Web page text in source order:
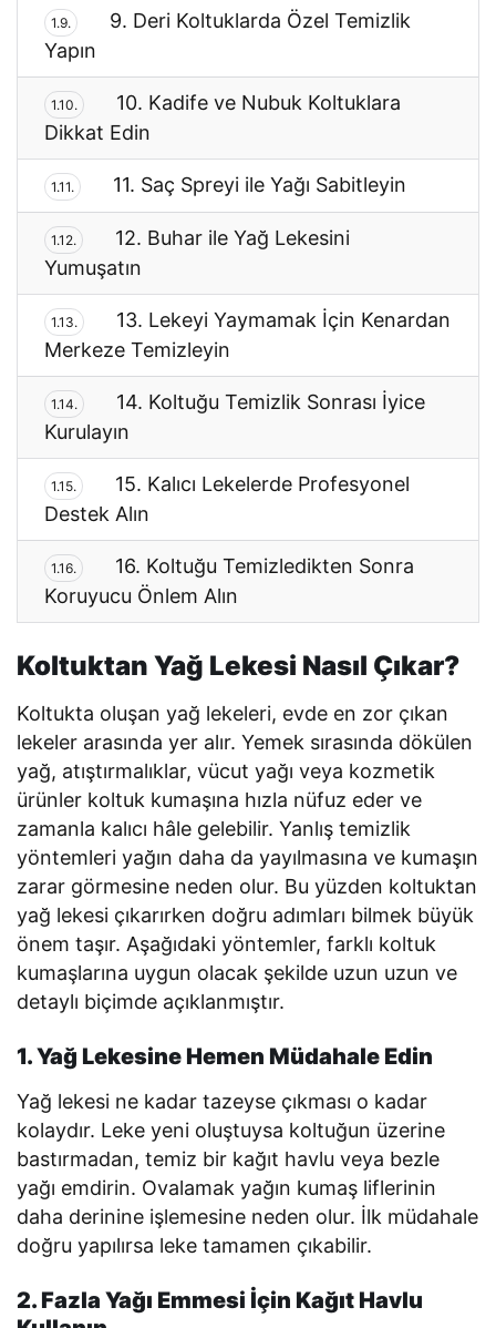
1.9.
9. Deri Koltuklarda Özel Temizlik
Yapın
1.10.
10. Kadife ve Nubuk Koltuklara
Dikkat Edin
1.11. 11. Saç Spreyi ile Yağı Sabitleyin
1.12.
12. Buhar ile Yağ Lekesini
Yumuşatın
1.13.
13. Lekeyi Yaymamak İçin Kenardan
Merkeze Temizleyin
1.14.
14. Koltuğu Temizlik Sonrası İyice
Kurulayın
1.15.
15. Kalıcı Lekelerde Profesyonel
Destek Alın
1.16.
16. Koltuğu Temizledikten Sonra
Koruyucu Önlem Alın
Koltuktan Yağ Lekesi Nasıl Çıkar?
Koltukta oluşan yağ lekeleri, evde en zor çıkan
lekeler arasında yer alır. Yemek sırasında dökülen
yağ, atıştırmalıklar, vücut yağı veya kozmetik
ürünler koltuk kumaşına hızla nüfuz eder ve
zamanla kalıcı hâle gelebilir. Yanlış temizlik
yöntemleri yağın daha da yayılmasına ve kumaşın
zarar görmesine neden olur. Bu yüzden koltuktan
yağ lekesi çıkarırken doğru adımları bilmek büyük
önem taşır. Aşağıdaki yöntemler, farklı koltuk
kumaşlarına uygun olacak şekilde uzun uzun ve
detaylı biçimde açıklanmıştır.
1. Yağ Lekesine Hemen Müdahale Edin
Yağ lekesi ne kadar tazeyse çıkması o kadar
kolaydır. Leke yeni oluştuysa koltuğun üzerine
bastırmadan, temiz bir kağıt havlu veya bezle
yağı emdirin. Ovalamak yağın kumaş liflerinin
daha derinine işlemesine neden olur. İlk müdahale
doğru yapılırsa leke tamamen çıkabilir.
2. Fazla Yağı Emmesi İçin Kağıt Havlu